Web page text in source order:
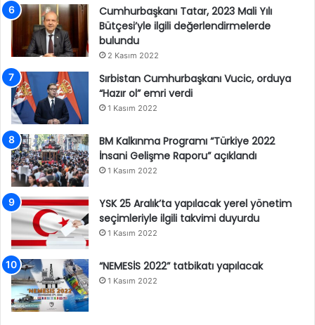
Cumhurbaşkanı Tatar, 2023 Mali Yılı
Bütçesi’yle ilgili değerlendirmelerde
bulundu
2 Kasım 2022
Sırbistan Cumhurbaşkanı Vucic, orduya
“Hazır ol” emri verdi
1 Kasım 2022
BM Kalkınma Programı “Türkiye 2022
İnsani Gelişme Raporu” açıklandı
1 Kasım 2022
YSK 25 Aralık’ta yapılacak yerel yönetim
seçimleriyle ilgili takvimi duyurdu
1 Kasım 2022
“NEMESİS 2022” tatbikatı yapılacak
1 Kasım 2022